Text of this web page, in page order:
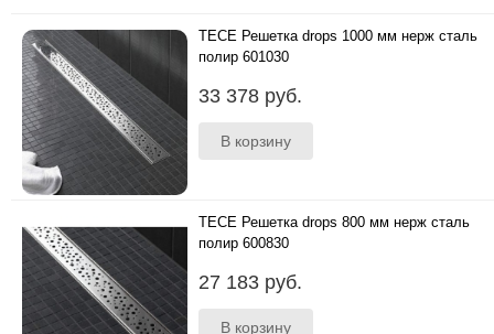
TECE Решетка drops 1000 мм нерж сталь
полир 601030
33 378 руб.
TECE Решетка drops 800 мм нерж сталь
полир 600830
27 183 руб.